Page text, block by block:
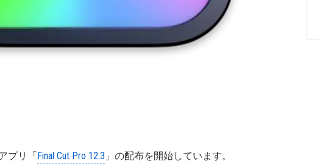
プリ「Final Cut Pro 12.3 」の配布を開始しています。